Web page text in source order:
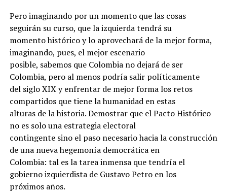
Pero imaginando por un momento que las cosas
seguirán su curso, que la izquierda tendrá su
momento histórico y lo aprovechará de la mejor forma,
imaginando, pues, el mejor escenario
posible, sabemos que Colombia no dejará de ser
Colombia, pero al menos podría salir políticamente
del siglo XIX y enfrentar de mejor forma los retos
compartidos que tiene la humanidad en estas
alturas de la historia. Demostrar que el Pacto Histórico
no es solo una estrategia electoral
contingente sino el paso necesario hacia la construcción
de una nueva hegemonía democrática en
Colombia: tal es la tarea inmensa que tendría el
gobierno izquierdista de Gustavo Petro en los
próximos años.